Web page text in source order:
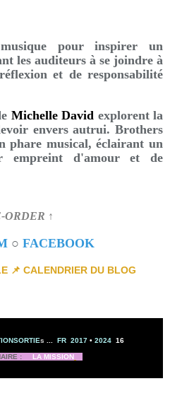
pour inspirer un
les auditeurs à se joindre à
et de responsabilité
Michelle David explorent la
envers autrui. Brothers
phare musical, éclairant un
empreint d'amour et de
ORDER ↑
○ FACEBOOK
📌 CALENDRIER DU BLOG
s FR 2017 • 2024 16
: LA MISSION